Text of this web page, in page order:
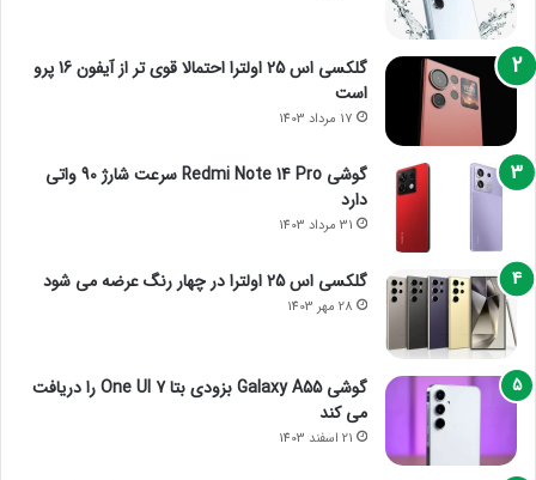
گلکسی اس 25 اولترا احتمالا قوی تر از آیفون 16 پرو
است
17 مرداد 1403
گوشی Redmi Note 14 Pro سرعت شارژ 90 واتی
دارد
31 مرداد 1403
گلکسی اس 25 اولترا در چهار رنگ عرضه می شود
28 مهر 1403
گوشی Galaxy A55 بزودی بتا One UI 7 را دریافت
می کند
21 اسفند 1403